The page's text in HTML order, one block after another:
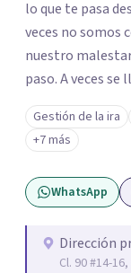
lo que te pasa
veces no somos
nuestro
paso. A veces
decir, o
nombrarlo. Mi
sin juicios y a tu
pueda pensarse
Gestión de la ira
+7 más
WhatsApp
Dirección
Cl. 90 #14-